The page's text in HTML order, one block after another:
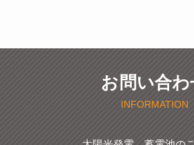
お問い合わ
INFORMATION